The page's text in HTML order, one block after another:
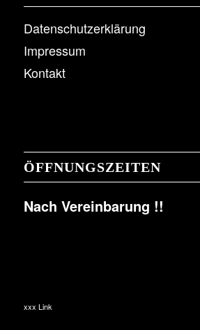
Datenschutzerklärung
Impressum
Kontakt
ÖFFNUNGSZEITEN
Nach Vereinbarung !!
xxx Link